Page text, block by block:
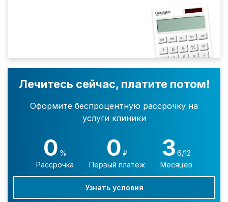
Лечитесь сейчас, платите потом!
Оформите беспроцентную рассрочку на
услуги клиники
0 %
Рассрочка
0 ₽
Первый платеж
3 6/12
Месяцев
Узнать условия